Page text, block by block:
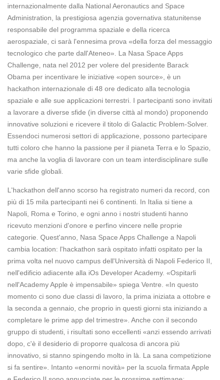
internazionalmente dalla National Aeronautics and Space
Administration, la prestigiosa agenzia governativa statunitense
responsabile del programma spaziale e della ricerca
aerospaziale, ci sarà l'ennesima prova «della forza del messaggio
tecnologico che parte dall'Ateneo». La Nasa Space Apps
Challenge, nata nel 2012 per volere del presidente Barack
Obama per incentivare le iniziative «open source», è un
hackathon internazionale di 48 ore dedicato alla tecnologia
spaziale e alle sue applicazioni terrestri. I partecipanti sono invitati
a lavorare a diverse sfide (in diverse città al mondo) proponendo
innovative soluzioni e ricevere il titolo di Galactic Problem-Solver.
Essendoci numerosi settori di applicazione, possono partecipare
tutti coloro che hanno la passione per il pianeta Terra e lo Spazio,
ma anche la voglia di lavorare con un team interdisciplinare sulle
varie sfide globali.
L'hackathon dell'anno scorso ha registrato numeri da record, con
più di 15 mila partecipanti nei 6 continenti. In Italia si tiene a
Napoli, Roma e Torino, e ogni anno i nostri studenti hanno
ricevuto menzioni d'onore e perfino vincere nelle proprie
categorie. Quest'anno, Nasa Space Apps Challenge a Napoli
cambia location: l'hackathon sarà ospitato infatti ospitato per la
prima volta nel nuovo campus dell'Università di Napoli Federico II,
nell'edificio adiacente alla iOs Developer Academy. «Ospitarli
nell'Academy Apple è impensabile» spiega Ventre. «In questo
momento ci sono due classi di lavoro, la prima iniziata a ottobre e
la seconda a gennaio, che proprio in questi giorni sta iniziando a
completare le prime app del trimestre». Anche con il secondo
gruppo di studenti, i risultati sono eccellenti «anzi essendo arrivati
dopo, c'è il desiderio di proporre qualcosa di ancora più
innovativo, si stanno spingendo molto in là. La sana competizione
si fa sentire». Intanto «enormi novità» per la scuola firmata Apple